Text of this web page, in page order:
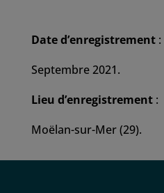
Date d’enregistrement:
Septembre 2021.
Lieu d’enregistrement:
Moëlan-sur-Mer (29).